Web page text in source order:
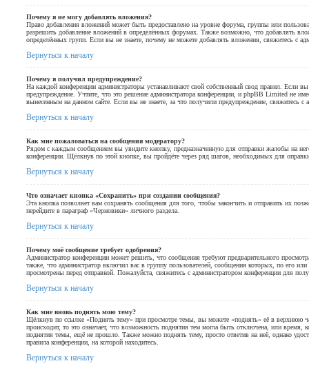
Почему я не могу добавлять вложения?
Право добавления вложений может быть предоставлено на уровне форума, группы или
разрешить добавление вложений в определённых форумах. Также возможно, что добавлять
определённых групп. Если вы не знаете, почему не можете добавлять вложения, свяжитесь с
Вернуться к началу
Почему я получил предупреждение?
На каждой конференции администраторы устанавливают свой собственный свод правил. Если
предупреждение. Учтите, что это решение администратора конференции, и phpBB Limited не
вынесенным на данном сайте. Если вы не знаете, за что получили предупреждение, свяжитесь с
Вернуться к началу
Как мне пожаловаться на сообщения модератору?
Рядом с каждым сообщением вы увидите кнопку, предназначенную для отправки жалобы на
конференции. Щёлкнув по этой кнопке, вы пройдёте через ряд шагов, необходимых для
Вернуться к началу
Что означает кнопка «Сохранить» при создании сообщения?
Эта кнопка позволяет вам сохранять сообщения для того, чтобы закончить и отправить их
перейдите в параграф «Черновики» личного раздела.
Вернуться к началу
Почему моё сообщение требует одобрения?
Администратор конференции может решить, что сообщения требуют предварительного
также, что администратор включил вас в группу пользователей, сообщения которых, по его
просмотрены перед отправкой. Пожалуйста, свяжитесь с администратором конференции для
Вернуться к началу
Как мне вновь поднять мою тему?
Щёлкнув по ссылке «Поднять тему» при просмотре темы, вы можете «поднять» её в верхнюю
происходит, то это означает, что возможность поднятия тем могла быть отключена, или время,
поднятия темы, ещё не прошло. Также можно поднять тему, просто ответив на неё, однако
правила конференции, на которой находитесь.
Вернуться к началу